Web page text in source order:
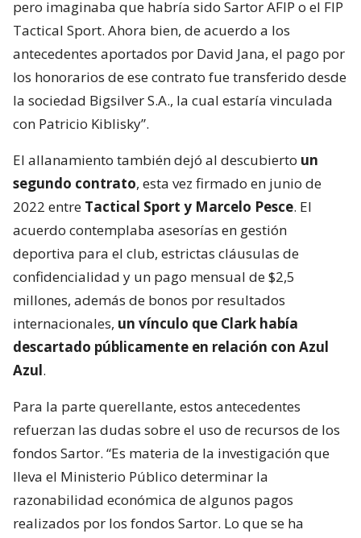
pero imaginaba que habría sido Sartor AFIP o el FIP
Tactical Sport. Ahora bien, de acuerdo a los
antecedentes aportados por David Jana, el pago por
los honorarios de ese contrato fue transferido desde
la sociedad Bigsilver S.A., la cual estaría vinculada
con Patricio Kiblisky”.
El allanamiento también dejó al descubierto un
segundo contrato, esta vez firmado en junio de
2022 entre Tactical Sport y Marcelo Pesce. El
acuerdo contemplaba asesorías en gestión
deportiva para el club, estrictas cláusulas de
confidencialidad y un pago mensual de $2,5
millones, además de bonos por resultados
internacionales, un vínculo que Clark había
descartado públicamente en relación con Azul
Azul.
Para la parte querellante, estos antecedentes
refuerzan las dudas sobre el uso de recursos de los
fondos Sartor. “Es materia de la investigación que
lleva el Ministerio Público determinar la
razonabilidad económica de algunos pagos
realizados por los fondos Sartor. Lo que se ha